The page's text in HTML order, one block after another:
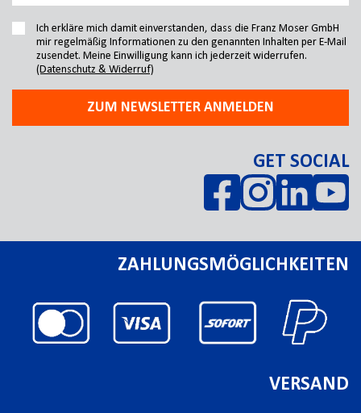
Ich erkläre mich damit einverstanden, dass die Franz Moser GmbH
mir regelmäßig Informationen zu den genannten Inhalten per E-Mail
zusendet. Meine Einwilligung kann ich jederzeit widerrufen.
(Datenschutz & Widerruf)
ZUM NEWSLETTER ANMELDEN
GET SOCIAL
ZAHLUNGSMÖGLICHKEITEN
VERSAND